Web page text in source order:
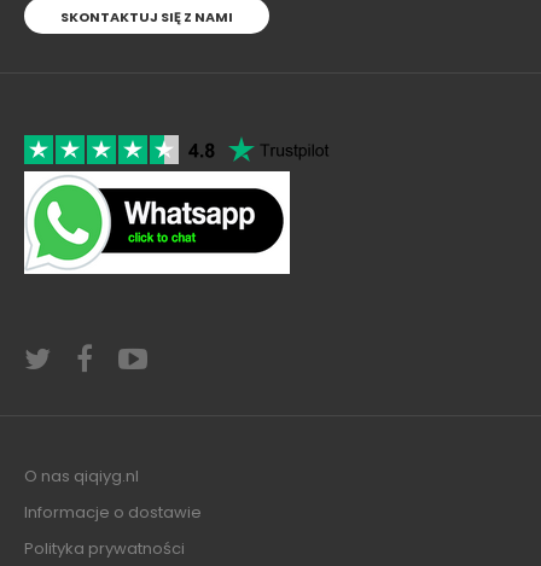
SKONTAKTUJ SIĘ Z NAMI
O nas qiqiyg.nl
Informacje o dostawie
Polityka prywatności